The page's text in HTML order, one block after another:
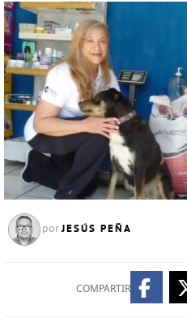
porJESÚS PEÑA
COMPARTIR